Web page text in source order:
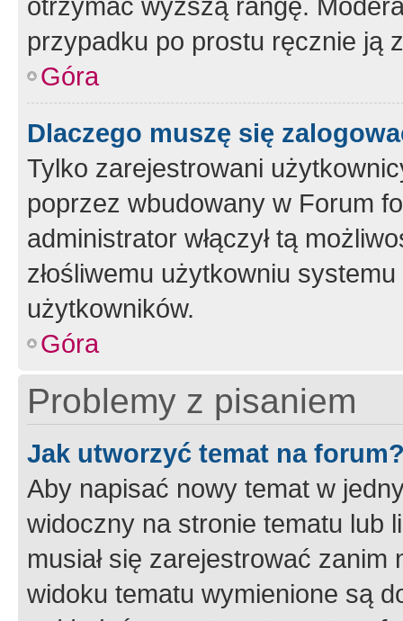
przypadku po prostu ręcznie ją
Góra
Dlaczego muszę się
Tylko zarejestrowani
poprzez wbudowany w Forum
administrator włączył tą
złośliwemu użytkowniu
użytkowników.
Góra
Problemy z pisaniem
Jak utworzyć temat na
Aby napisać nowy temat w
widoczny na stronie tematu lub
musiał się zarejestrować
widoku tematu wymienione są